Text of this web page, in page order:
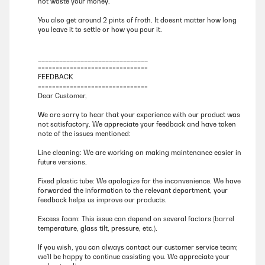
You also get around 2 pints of froth. It doesnt matter how long
you leave it to settle or how you pour it.
===============================
FEEDBACK
===============================
Dear Customer,
We are sorry to hear that your experience with our product was
not satisfactory. We appreciate your feedback and have taken
note of the issues mentioned:
Line cleaning: We are working on making maintenance easier in
future versions.
Fixed plastic tube: We apologize for the inconvenience. We have
forwarded the information to the relevant department, your
feedback helps us improve our products.
Excess foam: This issue can depend on several factors (barrel
temperature, glass tilt, pressure, etc.).
If you wish, you can always contact our customer service team;
we'll be happy to continue assisting you. We appreciate your